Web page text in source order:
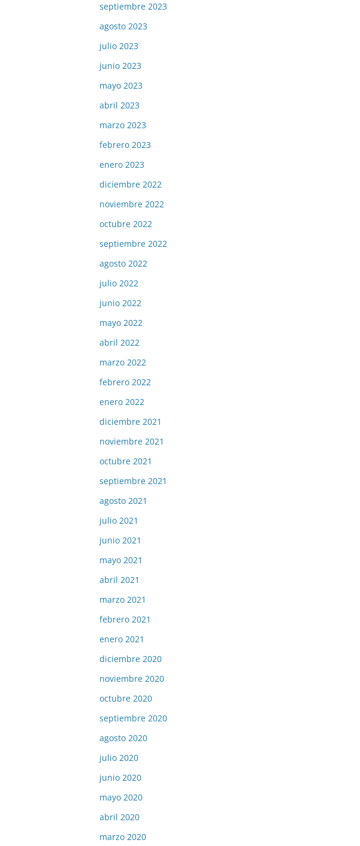
septiembre 2023
agosto 2023
julio 2023
junio 2023
mayo 2023
abril 2023
marzo 2023
febrero 2023
enero 2023
diciembre 2022
noviembre 2022
octubre 2022
septiembre 2022
agosto 2022
julio 2022
junio 2022
mayo 2022
abril 2022
marzo 2022
febrero 2022
enero 2022
diciembre 2021
noviembre 2021
octubre 2021
septiembre 2021
agosto 2021
julio 2021
junio 2021
mayo 2021
abril 2021
marzo 2021
febrero 2021
enero 2021
diciembre 2020
noviembre 2020
octubre 2020
septiembre 2020
agosto 2020
julio 2020
junio 2020
mayo 2020
abril 2020
marzo 2020